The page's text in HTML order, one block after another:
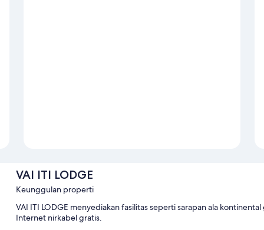
VAI ITI LODGE
Keunggulan properti
VAI ITI LODGE menyediakan fasilitas seperti sarapan ala
Internet nirkabel gratis.